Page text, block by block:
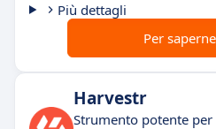
Più dettagli
Per
Harvestr
Strumento potente per